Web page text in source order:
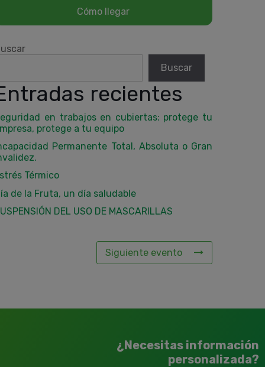
Buscar
recientes
en trabajos en cubiertas: protege tu
protege a tu equipo
Permanente Total, Absoluta o Gran
Térmico
de la Fruta, un día saludable
DEL USO DE MASCARILLAS
Siguiente evento
¿Necesitas información
personalizada?